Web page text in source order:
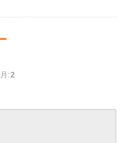
－
:2